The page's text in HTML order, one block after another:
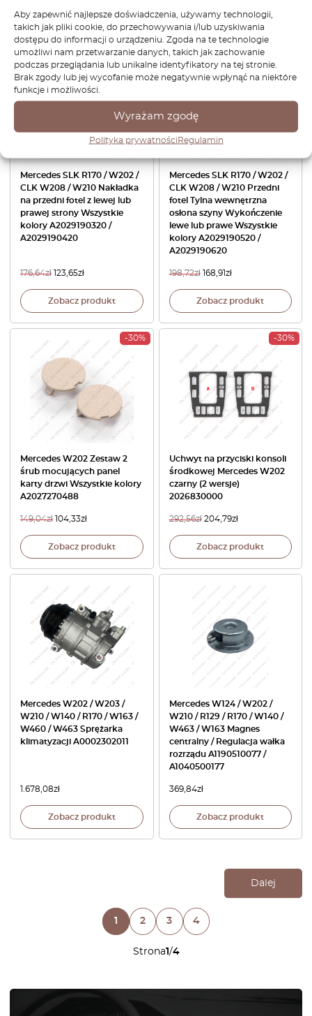
Aby zapewnić najlepsze doświadczenia, używamy technologii,
takich jak pliki cookie, do przechowywania i/lub uzyskiwania
dostępu do informacji o urządzeniu. Zgoda na te technologie
umożliwi nam przetwarzanie danych, takich jak zachowanie
podczas przeglądania lub unikalne identyfikatory na tej stronie.
Brak zgody lub jej wycofanie może negatywnie wpłynąć na niektóre
funkcje i możliwości.
Wyrażam zgodę
Polityka prywatnościRegulamin
Zobacz produkt Zobacz produkt
-30%
Mercedes SLK R170 / W202 /
CLK W208 / W210 Nakładka
na przedni fotel z lewej lub
prawej strony Wszystkie
kolory A2029190320 /
A2029190420
176,64zł 123,65zł
Zobacz produkt
Mercedes SLK R170 / W202 /
CLK W208 / W210 Przedni
fotel Tylna wewnętrzna
osłona szyny Wykończenie
lewe lub prawe Wszystkie
kolory A2029190520 /
A2029190620
198,72zł 168,91zł
Zobacz produkt
-30%
Mercedes W202 Zestaw 2
śrub mocujących panel
karty drzwi Wszystkie kolory
A2027270488
149,04zł 104,33zł
Zobacz produkt
-30%
Uchwyt na przyciski konsoli
środkowej Mercedes W202
czarny (2 wersje)
2026830000
292,56zł 204,79zł
Zobacz produkt
Mercedes W202 / W203 /
W210 / W140 / R170 / W163 /
W460 / W463 Sprężarka
klimatyzacji A0002302011
1.678,08zł
Zobacz produkt
Mercedes W124 / W202 /
W210 / R129 / R170 / W140 /
W463 / W163 Magnes
centralny / Regulacja wałka
rozrządu A1190510077 /
A1040500177
369,84zł
Zobacz produkt
Strona1/4
Dalej
1 2 3 4